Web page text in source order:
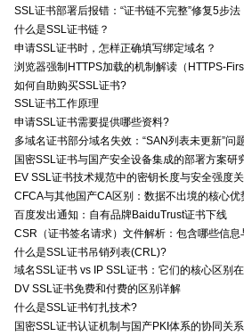
SSL证书部署后报错：“证书链不完整”修复5步法
什么是SSL证书链？
申请SSL证书时，怎样正确填写绑定域名？
浏览器强制HTTPS加载的机制解读（HTTPS-First
如何自助购买SSL证书?
SSL证书工作原理
申请SSL证书需要提供哪些资料?
多域名证书部分域名失效：“SAN列表未更新”问
国密SSL证书与国产安全设备集成的部署方案研
EV SSL证书技术规范中的密钥长度与安全强度
CFCA与其他国产CA区别：数据不出境的核心优
百度发出通知：自有品牌BaiduTrust证书下线
CSR（证书签名请求）文件解析：包含哪些信息
什么是SSL证书吊销列表(CRL)?
域名SSL证书 vs IP SSL证书：它们的核心区别
DV SSL证书免费和付费的区别详解
什么是SSL证书钉扎技术?
国密SSL证书认证机制与国产PKI体系的协同关系